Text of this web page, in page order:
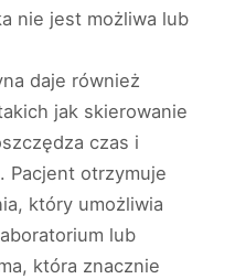
nie jest możliwa lub
daje również
jak skierowanie
czas i
Pacjent otrzymuje
który umożliwia
lub
która znacznie